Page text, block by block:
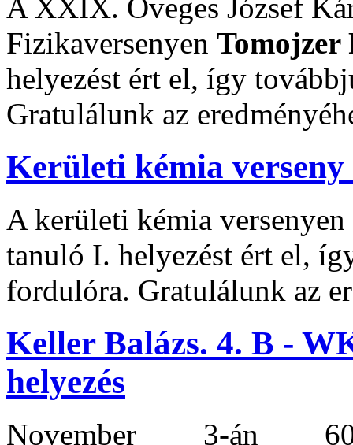
A XXIX. Öveges József
Fizikaversenyen Tomojzer
helyezést ért el, így
Gratulálunk az
Kerületi kémia verseny
A kerületi kémia versenyen
tanuló I. helyezést ért el,
fordulóra. Gratulálunk az
Keller Balázs. 4. B -
helyezés
November 3-án 60